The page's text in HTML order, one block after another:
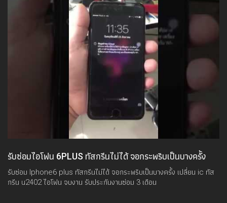
รับซ่อมไอโฟน 6PLUS ทัสกรีนไม่ได้ จอกระพริบเป็นบางครั้ง
รับซ่อม Iphone6 plus ทัสกรีนไม่ได้ จอกระพริบเป็นบางครั้ง เปลี่ยน ic ทัส
กรีน u2402 ไอโฟน จบงาน รับประกันงานซ่อม 3 เดือน